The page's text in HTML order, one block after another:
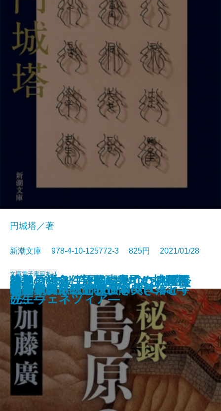
ペインレス〔下〕―あなたの愛を
殺して―
鏡子の家
今夜、もし僕が死ななければ
ひとでちゃんに殺される
草薙の剣
嘘 Love Lies
文豪ナビ 司馬遼太郎
心が挫けそうになった日に
編集長の条件―醍醐真司の博覧推
理ファイル―
文字渦
円城塔／著
新潮文庫 978-4-10-125772-3 825円 2021/01/28
文庫電子書籍あり
秘録 島原の乱
アトラス―天命探偵 Next Gear―
冬の朝、そっと担任を突き落とす
物件探偵
神仙の告白 旅路の果てに―僕僕
先生―
師弟の祈り 旅路の果てに―僕僕
先生―
「日本の伝統」の正体
遺訓
小説 イタリア・ルネサンス4―再
び、ヴェネツィア―
庭